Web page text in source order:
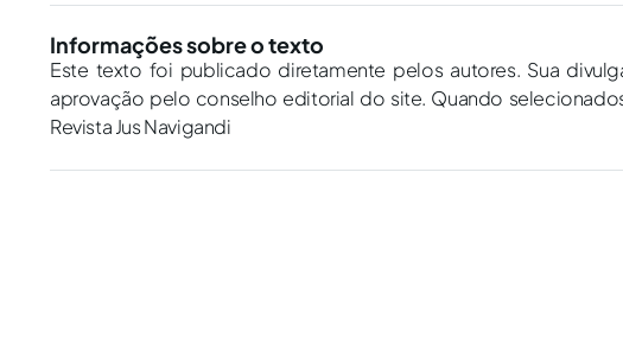
Informações sobre o texto
Este texto foi publicado diretamente pelos autores. Sua
aprovação pelo conselho editorial do site. Quando
Revista Jus Navigandi